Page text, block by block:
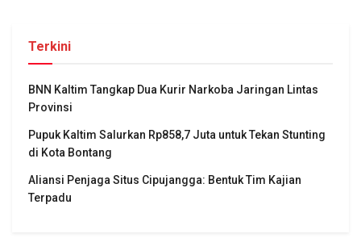
Terkini
BNN Kaltim Tangkap Dua Kurir Narkoba Jaringan Lintas
Provinsi
Pupuk Kaltim Salurkan Rp858,7 Juta untuk Tekan Stunting
di Kota Bontang
Aliansi Penjaga Situs Cipujangga: Bentuk Tim Kajian
Terpadu